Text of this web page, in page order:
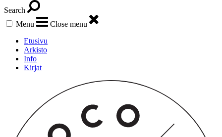
Search
Menu
Close menu
Etusivu
Arkisto
Info
Kirjat